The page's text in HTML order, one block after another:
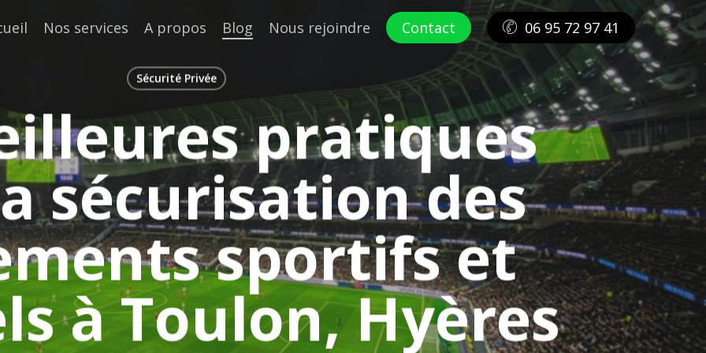
Nos services A propos Blog Nous rejoindre Contact 06 95 72 97 41
Sécurité Privée
pratiques
sécurisation des
sportifs et
à Toulon, Hyères